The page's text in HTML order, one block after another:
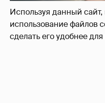
Используя данный
использование файлов
сделать его удобнее для